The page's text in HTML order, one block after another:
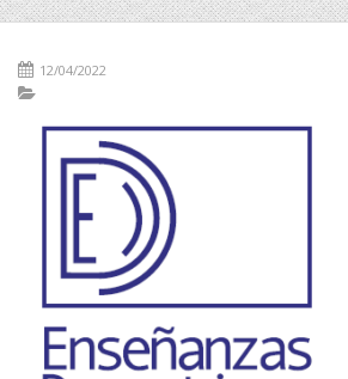
12/04/2022